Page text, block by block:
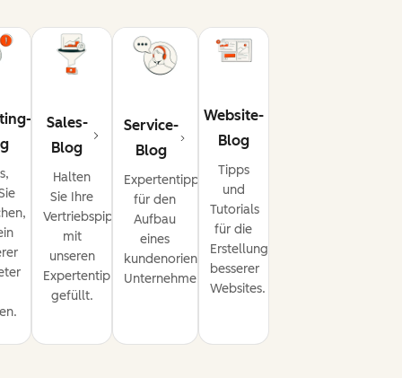
Sales-
Blog
Halten
Sie Ihre
Vertriebspipeline
mit
unseren
Expertentipps
gefüllt.
Service-
Blog
Expertentipps
für den
Aufbau
eines
kundenorientierten
Unternehmens.
Website-
Blog
Tipps
und
Tutorials
für die
Erstellung
besserer
Websites.